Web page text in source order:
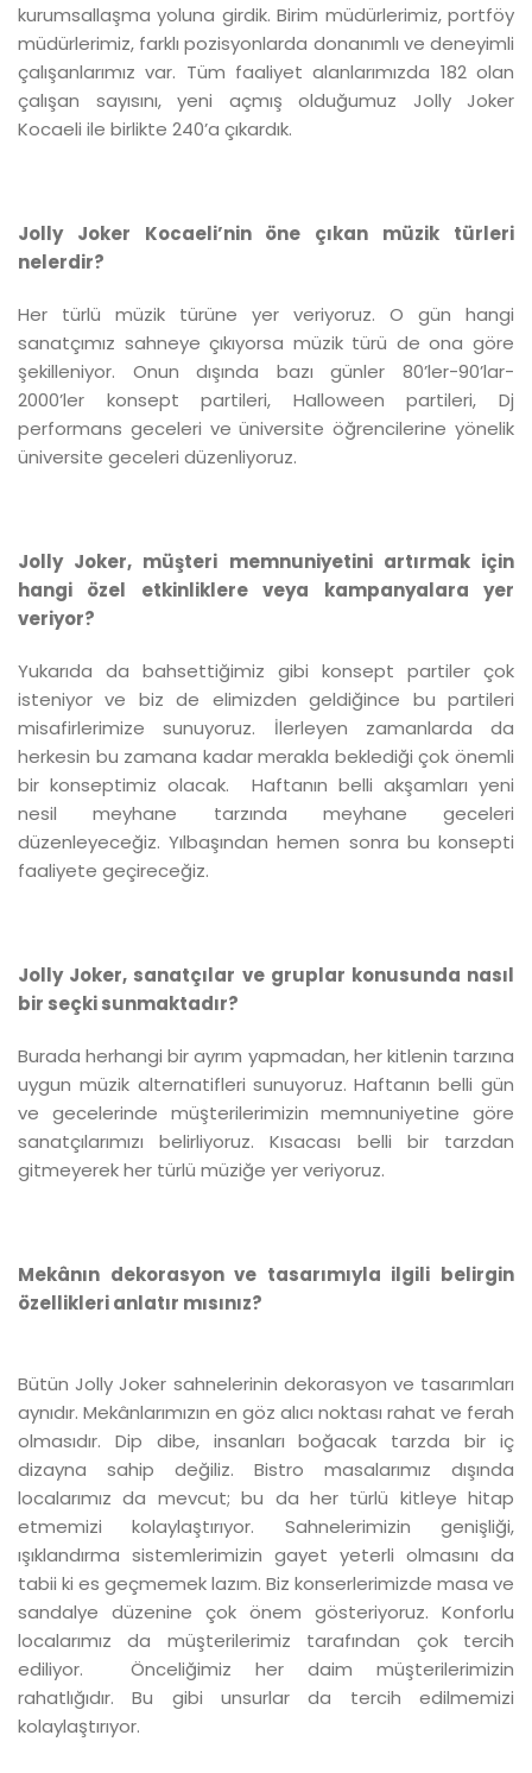
kurumsallaşma yoluna girdik. Birim müdürlerimiz, portföy
müdürlerimiz, farklı pozisyonlarda donanımlı ve deneyimli
çalışanlarımız var. Tüm faaliyet alanlarımızda 182 olan
çalışan sayısını, yeni açmış olduğumuz Jolly Joker
Kocaeli ile birlikte 240’a çıkardık.
Jolly Joker Kocaeli’nin öne çıkan müzik türleri
nelerdir?
Her türlü müzik türüne yer veriyoruz. O gün hangi
sanatçımız sahneye çıkıyorsa müzik türü de ona göre
şekilleniyor. Onun dışında bazı günler 80’ler-90’lar-
2000’ler konsept partileri, Halloween partileri, Dj
performans geceleri ve üniversite öğrencilerine yönelik
üniversite geceleri düzenliyoruz.
Jolly Joker, müşteri memnuniyetini artırmak için
hangi özel etkinliklere veya kampanyalara yer
veriyor?
Yukarıda da bahsettiğimiz gibi konsept partiler çok
isteniyor ve biz de elimizden geldiğince bu partileri
misafirlerimize sunuyoruz. İlerleyen zamanlarda da
herkesin bu zamana kadar merakla beklediği çok önemli
bir konseptimiz olacak. Haftanın belli akşamları yeni
nesil meyhane tarzında meyhane geceleri
düzenleyeceğiz. Yılbaşından hemen sonra bu konsepti
faaliyete geçireceğiz.
Jolly Joker, sanatçılar ve gruplar konusunda nasıl
bir seçki sunmaktadır?
Burada herhangi bir ayrım yapmadan, her kitlenin tarzına
uygun müzik alternatifleri sunuyoruz. Haftanın belli gün
ve gecelerinde müşterilerimizin memnuniyetine göre
sanatçılarımızı belirliyoruz. Kısacası belli bir tarzdan
gitmeyerek her türlü müziğe yer veriyoruz.
Mekânın dekorasyon ve tasarımıyla ilgili belirgin
özellikleri anlatır mısınız?
Bütün Jolly Joker sahnelerinin dekorasyon ve tasarımları
aynıdır. Mekânlarımızın en göz alıcı noktası rahat ve ferah
olmasıdır. Dip dibe, insanları boğacak tarzda bir iç
dizayna sahip değiliz. Bistro masalarımız dışında
localarımız da mevcut; bu da her türlü kitleye hitap
etmemizi kolaylaştırıyor. Sahnelerimizin genişliği,
ışıklandırma sistemlerimizin gayet yeterli olmasını da
tabii ki es geçmemek lazım. Biz konserlerimizde masa ve
sandalye düzenine çok önem gösteriyoruz. Konforlu
localarımız da müşterilerimiz tarafından çok tercih
ediliyor. Önceliğimiz her daim müşterilerimizin
rahatlığıdır. Bu gibi unsurlar da tercih edilmemizi
kolaylaştırıyor.